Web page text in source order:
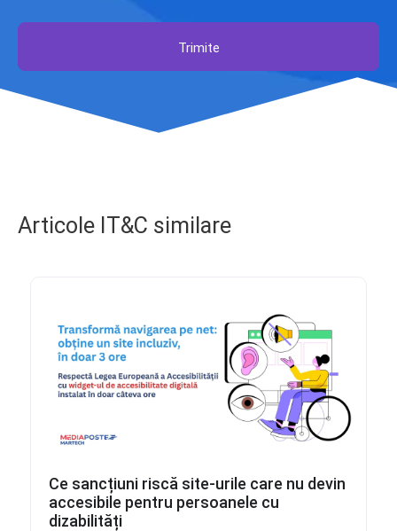
Trimite
Articole IT&C similare
Ce sancțiuni riscă site-urile care nu devin
accesibile pentru persoanele cu
dizabilități